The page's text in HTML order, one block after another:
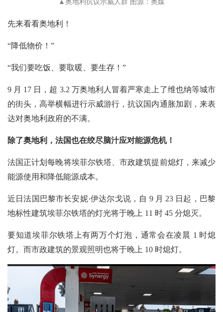
▲奥地利抗议示威人群 图源：奥媒
先来看看奥地利！
“降低物价！”
“我们要吃饭、要取暖、要生存！”
9 月 17 日，超 3.2 万奥地利人冒着严寒走上了维也纳等城市
的街头，高举横幅进行示威游行，抗议国内通胀加剧，来表
达对奥地利政府的不满。
除了奥地利，法国也在绞尽脑汁应对能源危机！
法国正计划每晚将埃菲尔铁塔、市政建筑提前熄灯，来减少
能源使用和降低能源成本。
近日法国巴黎市长安妮·伊达尔戈说，自 9 月 23 日起，巴黎
地标性建筑埃菲尔铁塔的灯光将于晚上 11 时 45 分熄灭。
要知道埃菲尔铁塔上有两万个灯泡，通常会在凌晨 1 时熄
灯。而市政建筑的景观照明也将于晚上 10 时熄灯。